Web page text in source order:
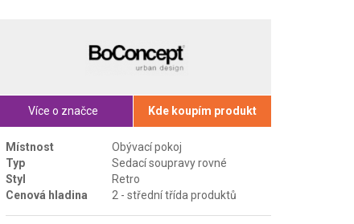
Více o značce Kde koupím produkt
Místnost
Obývací pokoj
Typ
Sedací soupravy rovné
Styl
Retro
Cenová hladina
2 - střední třída produktů